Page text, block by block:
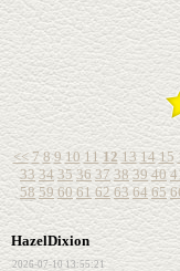
<< 7 8 9 10 11 12 13 14 15
33 34 35 36 37 38 39 40
58 59 60 61 62 63 64 65
HazelDixion
2026-07-10 13:55:21